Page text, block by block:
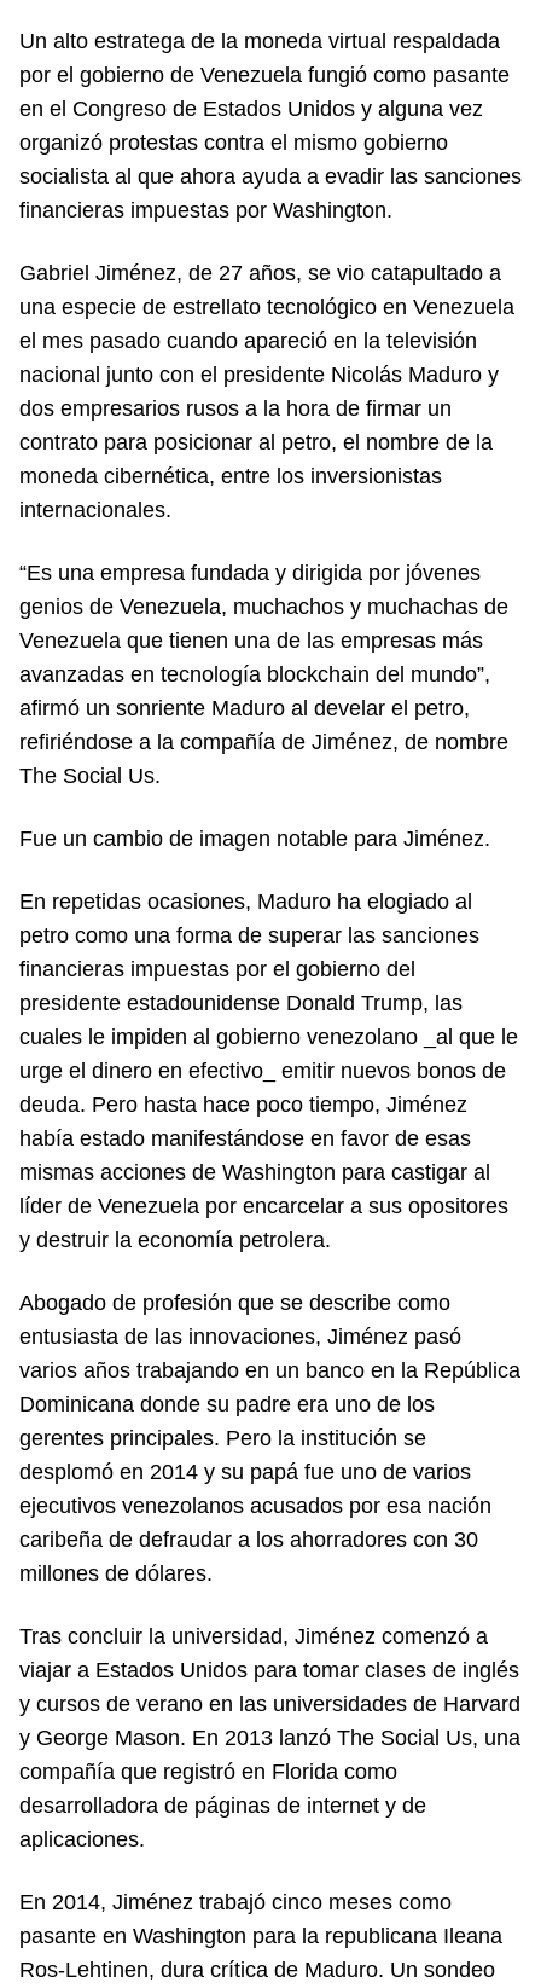
Un alto estratega de la moneda virtual respaldada
por el gobierno de Venezuela fungió como pasante
en el Congreso de Estados Unidos y alguna vez
organizó protestas contra el mismo gobierno
socialista al que ahora ayuda a evadir las sanciones
financieras impuestas por Washington.
Gabriel Jiménez, de 27 años, se vio catapultado a
una especie de estrellato tecnológico en Venezuela
el mes pasado cuando apareció en la televisión
nacional junto con el presidente Nicolás Maduro y
dos empresarios rusos a la hora de firmar un
contrato para posicionar al petro, el nombre de la
moneda cibernética, entre los inversionistas
internacionales.
“Es una empresa fundada y dirigida por jóvenes
genios de Venezuela, muchachos y muchachas de
Venezuela que tienen una de las empresas más
avanzadas en tecnología blockchain del mundo”,
afirmó un sonriente Maduro al develar el petro,
refiriéndose a la compañía de Jiménez, de nombre
The Social Us.
Fue un cambio de imagen notable para Jiménez.
En repetidas ocasiones, Maduro ha elogiado al
petro como una forma de superar las sanciones
financieras impuestas por el gobierno del
presidente estadounidense Donald Trump, las
cuales le impiden al gobierno venezolano _al que le
urge el dinero en efectivo_ emitir nuevos bonos de
deuda. Pero hasta hace poco tiempo, Jiménez
había estado manifestándose en favor de esas
mismas acciones de Washington para castigar al
líder de Venezuela por encarcelar a sus opositores
y destruir la economía petrolera.
Abogado de profesión que se describe como
entusiasta de las innovaciones, Jiménez pasó
varios años trabajando en un banco en la República
Dominicana donde su padre era uno de los
gerentes principales. Pero la institución se
desplomó en 2014 y su papá fue uno de varios
ejecutivos venezolanos acusados por esa nación
caribeña de defraudar a los ahorradores con 30
millones de dólares.
Tras concluir la universidad, Jiménez comenzó a
viajar a Estados Unidos para tomar clases de inglés
y cursos de verano en las universidades de Harvard
y George Mason. En 2013 lanzó The Social Us, una
compañía que registró en Florida como
desarrolladora de páginas de internet y de
aplicaciones.
En 2014, Jiménez trabajó cinco meses como
pasante en Washington para la republicana Ileana
Ros-Lehtinen, dura crítica de Maduro. Un sondeo